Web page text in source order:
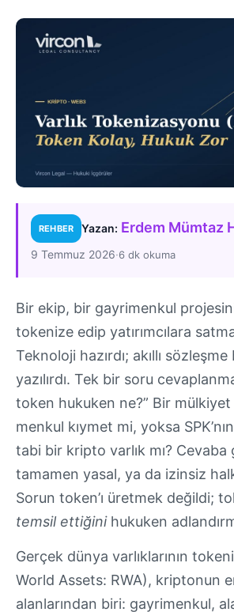
REHBER Yazan: Erdem Mümtaz
9 Temmuz 2026·6 dk okuma
Bir ekip, bir gayrimenkul
tokenize edip yatırımcılara
Teknoloji hazırdı; akıllı
yazılırdı. Tek bir soru
token hukuken ne?” Bir mülkiyet
menkul kıymet mi, yoksa
tabi bir kripto varlık mı? Cevaba
tamamen yasal, ya da izinsiz
Sorun token’ı üretmek değildi;
temsil ettiğinihukuken
Gerçek dünya varlıklarının
World Assets: RWA), kriptonun
alanlarından biri: gayrimenkul,